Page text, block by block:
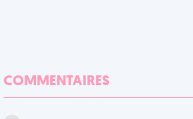
COMMENTAIRES